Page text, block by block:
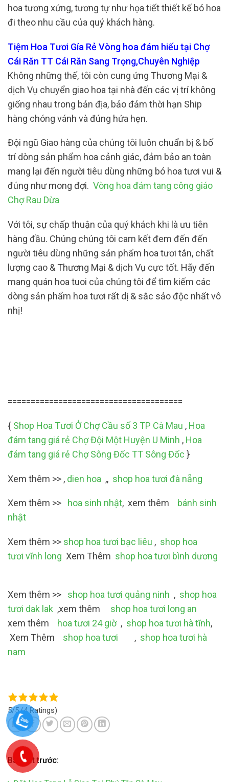
hoa tương xứng, tương tự như họa tiết thiết kế bó hoa
đi theo nhu cầu của quý khách hàng.
Tiệm Hoa Tươi Gía Rẻ Vòng hoa đám hiếu tại Chợ
Cái Răn TT Cái Răn Sang Trọng,Chuyên Nghiệp
Không những thế, tôi còn cung ứng Thương Mại &
dịch Vụ chuyển giao hoa tại nhà đến các vị trí không
giống nhau trong bản địa, bảo đảm thời hạn Ship
hàng chóng vánh và đúng hứa hẹn.
Đội ngũ Giao hàng của chúng tôi luôn chuẩn bị & bố
trí dòng sản phẩm hoa cảnh giác, đảm bảo an toàn
mang lại đến người tiêu dùng những bó hoa tươi vui &
đúng như mong đợi. Vòng hoa đám tang công giáo
Chợ Rau Dừa
Với tôi, sự chấp thuận của quý khách khi là ưu tiên
hàng đầu. Chúng chúng tôi cam kết đem đến đến
người tiêu dùng những sản phẩm hoa tươi tắn, chất
lượng cao & Thương Mại & dịch Vụ cực tốt. Hãy đến
mang quán hoa tuoi của chúng tôi để tìm kiếm các
dòng sản phẩm hoa tươi rất dị & sắc sảo độc nhất vô
nhị!
======================================
{ Shop Hoa Tươi Ở Chợ Cầu số 3 TP Cà Mau , Hoa
đám tang giá rẻ Chợ Đội Một Huyện U Minh , Hoa
đám tang giá rẻ Chợ Sông Đốc TT Sông Đốc }
Xem thêm >> , dien hoa ,, shop hoa tươi đà nẵng
Xem thêm >> hoa sinh nhật, xem thêm
bánh sinh
nhật
Xem thêm >> shop hoa tươi bạc liêu , shop hoa
tươi vĩnh long Xem Thêm shop hoa tươi bình dương
Xem thêm >> shop hoa tươi quảng ninh , shop hoa
tươi dak lak ,xem thêm shop hoa tươi long an
xem thêm hoa tươi 24 giờ , shop hoa tươi hà tĩnh,
Xem Thêm shop hoa tươi , shop hoa tươi hà
nam
5/5 (4 Ratings)
Bài viết trước: